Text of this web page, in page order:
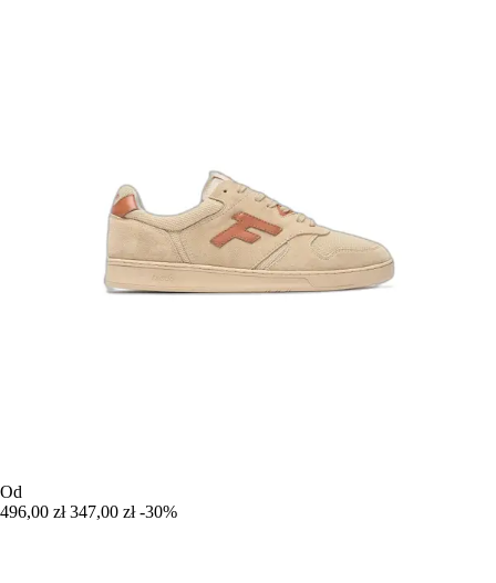
Od
496,00 zł 347,00 zł -30%